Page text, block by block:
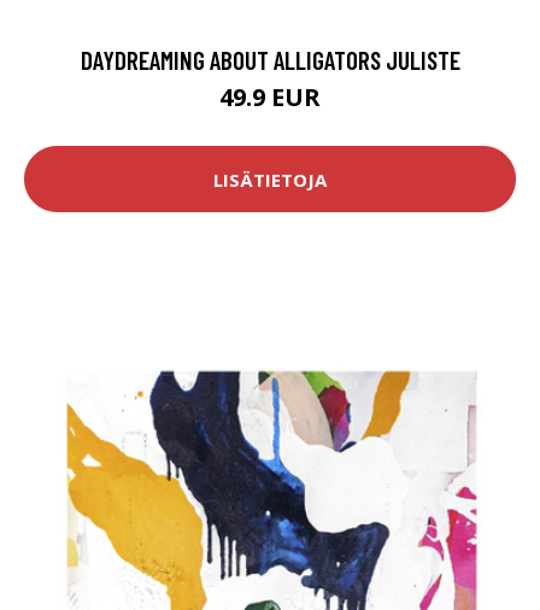
DAYDREAMING ABOUT ALLIGATORS JULISTE
49.9 EUR
LISÄTIETOJA